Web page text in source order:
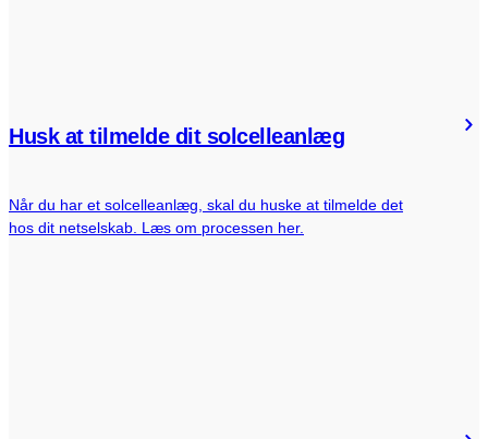
Husk at tilmelde dit solcelleanlæg
Når du har et solcelleanlæg, skal du huske at tilmelde det
hos dit netselskab. Læs om processen her.